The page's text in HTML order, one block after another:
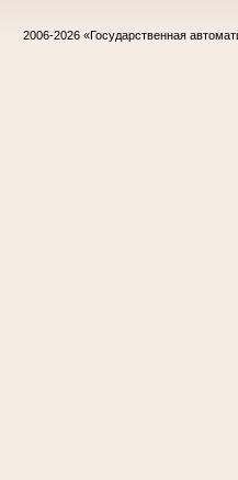
2006-2026 «Государственная